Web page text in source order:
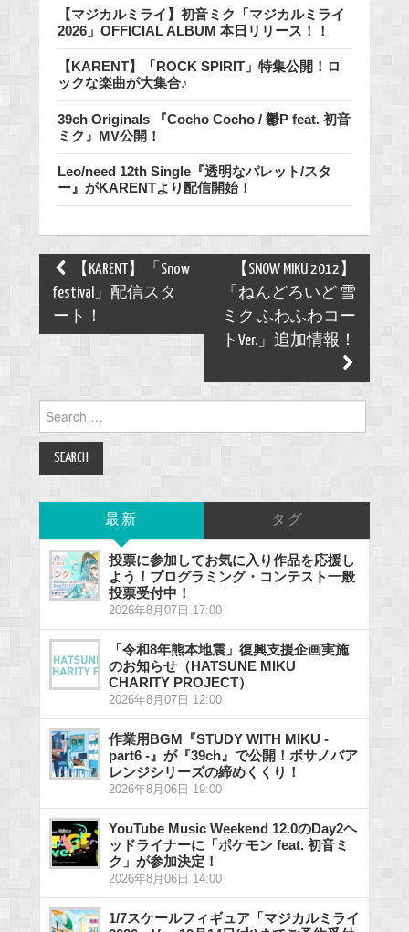
【マジカルミライ】初音ミク「マジカルミライ
2026」OFFICIAL ALBUM 本日リリース！！
【KARENT】「ROCK SPIRIT」特集公開！ロ
ックな楽曲が大集合♪
39ch Originals 『Cocho Cocho / 鬱P feat. 初音
ミク』MV公開！
Leo/need 12th Single『透明なパレット/スタ
ー』がKARENTより配信開始！
Post
navigation
【KARENT】「Snow
festival」配信スタ
ート！
【SNOW MIKU 2012】
「ねんどろいど 雪
ミク ふわふわコー
トVer.」追加情報！
for:
最新 タグ
投票に参加してお気に入り作品を応援し
よう！プログラミング・コンテスト一般
投票受付中！
2026年8月07日 17:00
「令和8年熊本地震」復興支援企画実施
のお知らせ（HATSUNE MIKU
CHARITY PROJECT）
2026年8月07日 12:00
作業用BGM『STUDY WITH MIKU -
part6 -』が『39ch』で公開！ボサノバア
レンジシリーズの締めくくり！
2026年8月06日 19:00
YouTube Music Weekend 12.0のDay2ヘ
ッドライナーに「ポケモン feat. 初音ミ
ク」が参加決定！
2026年8月06日 14:00
1/7スケールフィギュア「マジカルミライ